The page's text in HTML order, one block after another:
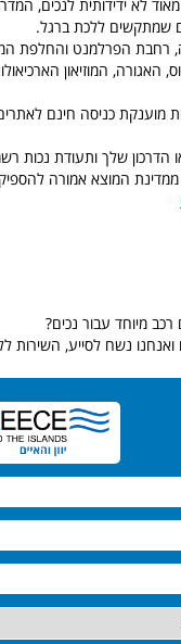
לא ידידותית לנכים,
שמתקשים ללכת ברגל.
רחבת הפרלמנט והחלפת
האגורה, המוזיאון
כניסה חינם לאתרים
שלך ותעודת נכות
ממדינת המוצא אמורה
מיוחד עבור נכים?
נשח לסייע, השירות